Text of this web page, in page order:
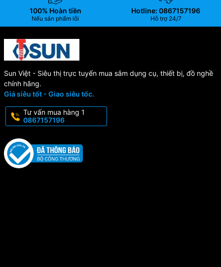
Hotline: 0867.157.196/0964.892.035
Email: support@sunei.vn
100% Hoàn tiền
Nếu sản phẩm lỗi
Hotline: 0867157196
Hỗ trợ 24/7
Sun Việt - Siêu thị trực tuyến mua sắm dụng cụ, thiết bị, đồ nghề
chính hãng.
Giá siêu tốt - Giao siêu tốc.
Tư vấn mua hàng 1
0867157196